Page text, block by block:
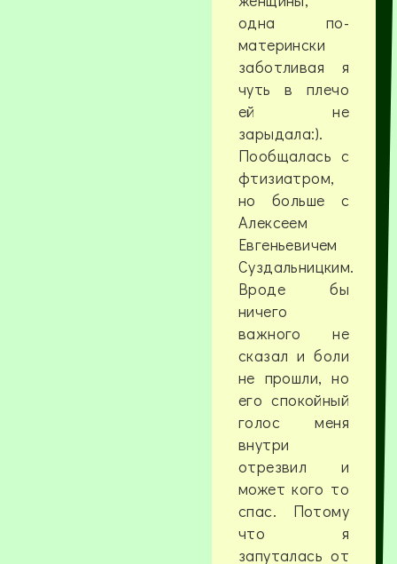
одна по-
матерински
заботливая я
чуть в плечо
ей не
зарыдала:).
Пообщалась с
фтизиатром,
но больше с
Алексеем
Евгеньевичем
Суздальницким.
Вроде бы
ничего
важного не
сказал и боли
не прошли, но
его спокойный
голос меня
внутри
отрезвил и
может кого то
спас. Потому
что я
запуталась от